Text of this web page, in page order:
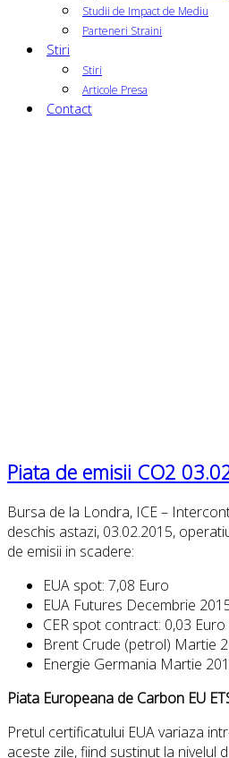
Studii de Impact de Mediu
Parteneri Straini
Stiri
Stiri
Articole Presa
Contact
Piata de emisii CO2
Bursa de la Londra, ICE –
deschis astazi, 03.02.2015,
de emisii in scadere:
EUA spot: 7,08 Euro
EUA Futures Decembrie
CER spot contract: 0,03 Euro
Brent Crude (petrol) Martie
Energie Germania Martie
Piata Europeana de Carbon EU
Pretul certificatului EUA variaza
aceste zile, fiind sustinut la nivelul